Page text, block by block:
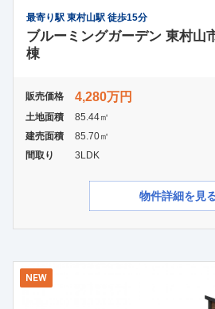
最寄り駅 東村山駅 徒歩15分
ブルーミングガーデン 東村山
棟
販売価格 4,280万円
土地面積
85.44㎡
建売面積
85.70㎡
間取り
3LDK
物件詳細を見
NEW